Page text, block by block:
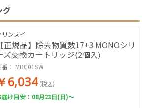
グ
リンスイ
【正規品】除去物質数17+3 MONOシリ
ズ交換カートリッジ(2個入)
： MDC01SW
6,034 (税込)
届け目安：08月23日(日)～